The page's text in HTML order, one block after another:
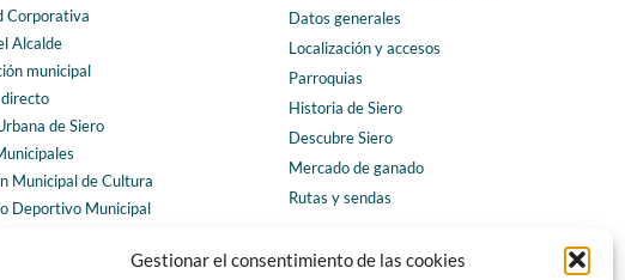
Gestionar el consentimiento de las cookies
Corporativa
Alcalde
municipal
directo
de Siero
Municipal de Cultura
Deportivo Municipal
municipales
Datos generales
Localización y accesos
Parroquias
Historia de Siero
Descubre Siero
Mercado de ganado
Rutas y sendas
CONTACTO